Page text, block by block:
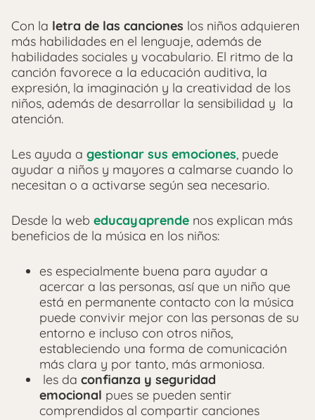
Con la letra de las canciones los niños adquieren
más habilidades en el lenguaje, además de
habilidades sociales y vocabulario. El ritmo de la
canción favorece a la educación auditiva, la
expresión, la imaginación y la creatividad de los
niños, además de desarrollar la sensibilidad y la
atención.
Les ayuda a gestionar sus emociones, puede
ayudar a niños y mayores a calmarse cuando lo
necesitan o a activarse según sea necesario.
Desde la web educayaprende nos explican más
beneficios de la música en los niños:
es especialmente buena para ayudar a
acercar a las personas, así que un niño que
está en permanente contacto con la música
puede convivir mejor con las personas de su
entorno e incluso con otros niños,
estableciendo una forma de comunicación
más clara y por tanto, más armoniosa.
les da confianza y seguridad
emocional pues se pueden sentir
comprendidos al compartir canciones